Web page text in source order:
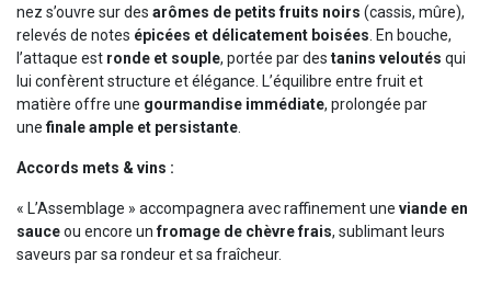
nez s’ouvre sur des arômes de petits fruits noirs (cassis, mûre),
relevés de notes épicées et délicatement boisées. En bouche,
l’attaque est ronde et souple, portée par des tanins veloutés qui
lui confèrent structure et élégance. L’équilibre entre fruit et
matière offre une gourmandise immédiate, prolongée par
une finale ample et persistante.
Accords mets & vins :
« L’Assemblage » accompagnera avec raffinement une viande en
sauceou encore unfromage de chèvre frais, sublimant leurs
saveurs par sa rondeur et sa fraîcheur.